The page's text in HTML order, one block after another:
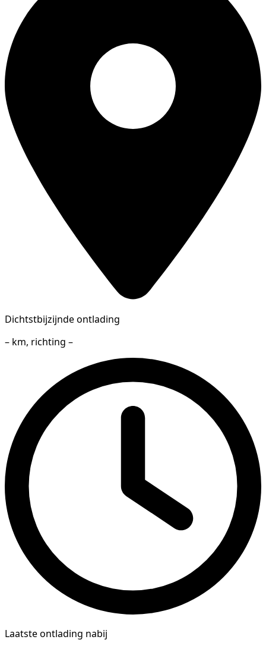
Dichtstbijzijnde ontlading
– km, richting –
Laatste ontlading nabij